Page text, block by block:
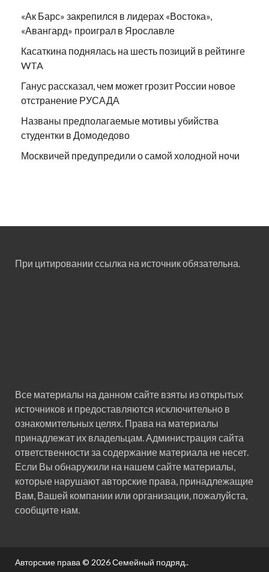
«Ак Барс» закрепился в лидерах «Востока»,
«Авангард» проиграл в Ярославле
Касаткина поднялась на шесть позиций в рейтинге
WTA
Ганус рассказал, чем может грозит России новое
отстранение РУСАДА
Названы предполагаемые мотивы убийства
студентки в Домодедово
Москвичей предупредили о самой холодной ночи
При цитировании ссылка на источник обязательна.
Все материалы на данном сайте взяты из открытых
источников и предоставляются исключительно в
ознакомительных целях. Права на материалы
принадлежат их владельцам. Администрация сайта
ответственности за содержание материала не несет.
Если Вы обнаружили на нашем сайте материалы,
которые нарушают авторские права, принадлежащие
Вам, Вашей компании или организации, пожалуйста,
сообщите нам.
Авторские права © 2026Семейный подряд..